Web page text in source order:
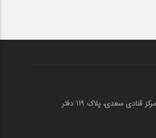
کرمانشاه خیابان سعدی ، جنب مرکز قنادی سعدی، پلاک 119 دفتر